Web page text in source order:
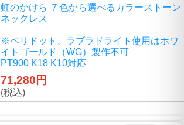
虹のかけら ７色から選べるカラーストーン
ネックレス
※ペリドット、ラブラドライト使用はホワ
イトゴールド（WG）製作不可
PT900 K18 K10対応
71,280円
(税込)